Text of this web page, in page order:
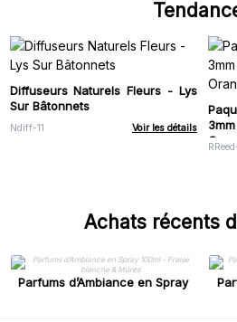
Diffuseurs Naturels Fleurs - Lys
Sur Bâtonnets
Ndiff-11 Voir les détails
3mm x
Achats récents
Parfums d’Ambiance en Spray